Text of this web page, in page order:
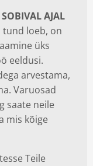
AJAL
tund loeb, on
üks
eeldusi.
arvestama,
Varuosad
saate neile
mis kõige
Teile